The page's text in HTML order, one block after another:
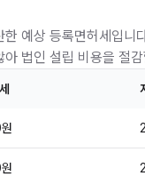
예상 등록면허세입니
법인 설립 비용을 절